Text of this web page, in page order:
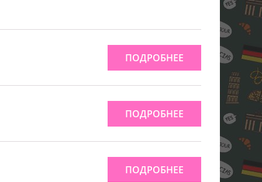
ПОДРОБНЕЕ
ПОДРОБНЕЕ
ПОДРОБНЕЕ